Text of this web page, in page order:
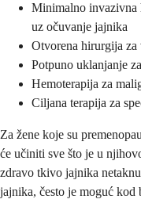
Minimalno invazivna
uz očuvanje jajnika
Otvorena hirurgija
Potpuno uklanjanje
Hemoterapija za
Ciljana terapija za
Za žene koje su
će učiniti sve što je u
zdravo tkivo jajnika
jajnika, često je moguć kod